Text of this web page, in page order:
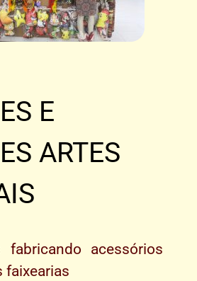
E
ARTES
acessórios
faixearias